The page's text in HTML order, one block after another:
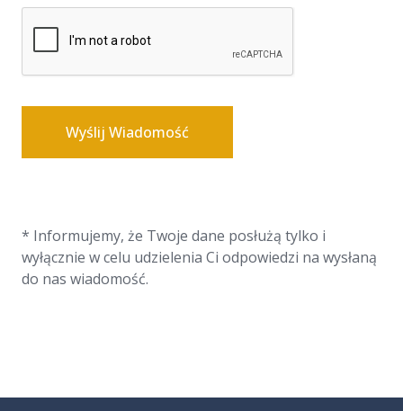
Wyślij Wiadomość
* Informujemy, że Twoje dane posłużą tylko i
wyłącznie w celu udzielenia Ci odpowiedzi na wysłaną
do nas wiadomość.